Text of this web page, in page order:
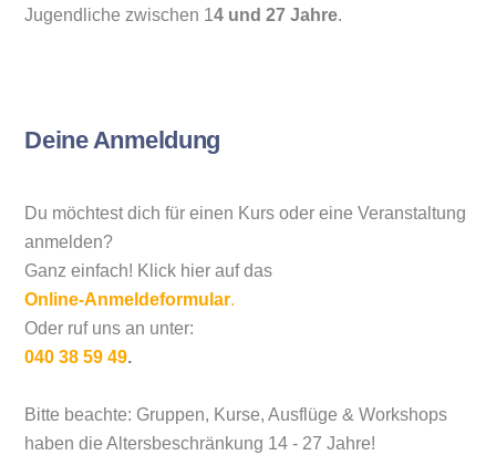
Jugendliche zwischen 14 und 27 Jahre.
Deine Anmeldung
Du möchtest dich für einen Kurs oder eine Veranstaltung
anmelden?
Ganz einfach! Klick hier auf das
Online-Anmeldeformular.
Oder ruf uns an unter:
040 38 59 49.
Bitte beachte: Gruppen, Kurse, Ausflüge & Workshops
haben die Altersbeschränkung 14 - 27 Jahre!